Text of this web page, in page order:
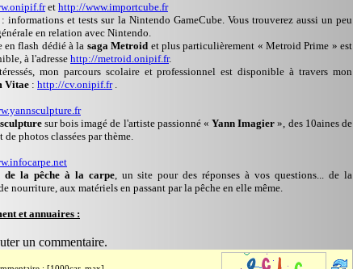
et http://www.importcube.fr
: informations et tests sur la Nintendo GameCube. Vous trouverez aussi un peu
en relation avec Nintendo.
en flash dédié à la saga Metroid et plus particulièrement « Metroid Prime » est
à l'adressehttp://metroid.onipif.fr.
mon parcours scolaire et professionnel est disponible à travers mon
Vitae : http://cv.onipif.fr.
sur bois imagé de l'artiste passionné «Yann Imagier », des 10aines de
de photos classées par thème.
de la pêche à la carpe, un site pour des réponses à vos questions... de la
nourriture, aux matériels en passant par la pêche en elle même.
et annuaires :
un commentaire.